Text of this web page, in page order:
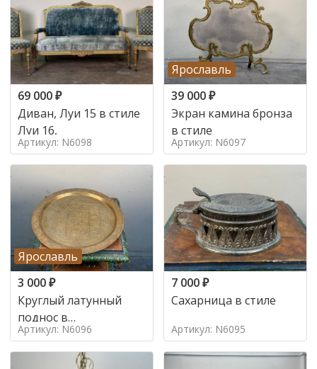
69 000₽
Диван, Луи 15 в стиле
Луи 16,
Артикул: N6098
Ярославль
39 000₽
Экран камина бронза
в стиле
Артикул: N6097
Ярославль
3 000₽
Круглый латунный
поднос в
марокканском стиле в
стиле
Артикул: N6096
7 000₽
Сахарница в стиле
Артикул: N6095